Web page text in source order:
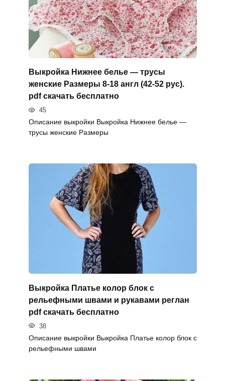
Выкройка Нижнее белье — трусы
женские Размеры 8-18 англ (42-52 рус).
pdf скачать бесплатно
45
Описание выкройки Выкройка Нижнее белье —
трусы женские Размеры
Выкройка Платье колор блок с
рельефными швами и рукавами реглан
pdf скачать бесплатно
38
Описание выкройки Выкройка Платье колор блок с
рельефными швами